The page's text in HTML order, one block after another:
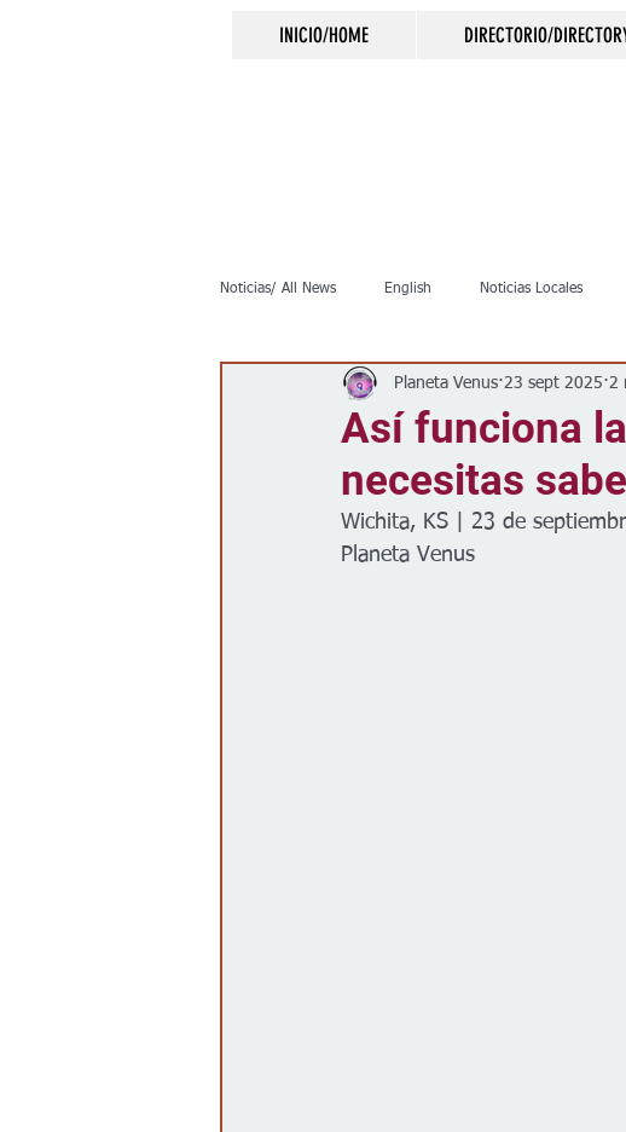
INICIO/HOME DIRECTORIO/
Noticias/ All News English Noticias Locales
Inmigración Crimen Negocios
Clima Vivienda Escuelas
Así funciona
necesitas
Planeta Venus 23 sept 2025 2
Wichita, KS | 23 de
Planeta Venus